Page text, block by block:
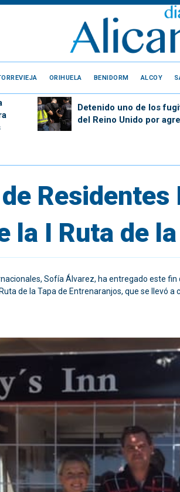
ORIHUELA BENIDORM ALCOY
Detenido uno de los
del Reino Unido por
la I Ruta de
Sofía Álvarez, ha entregado este
de la Tapa de Entrenaranjos, que se llevó